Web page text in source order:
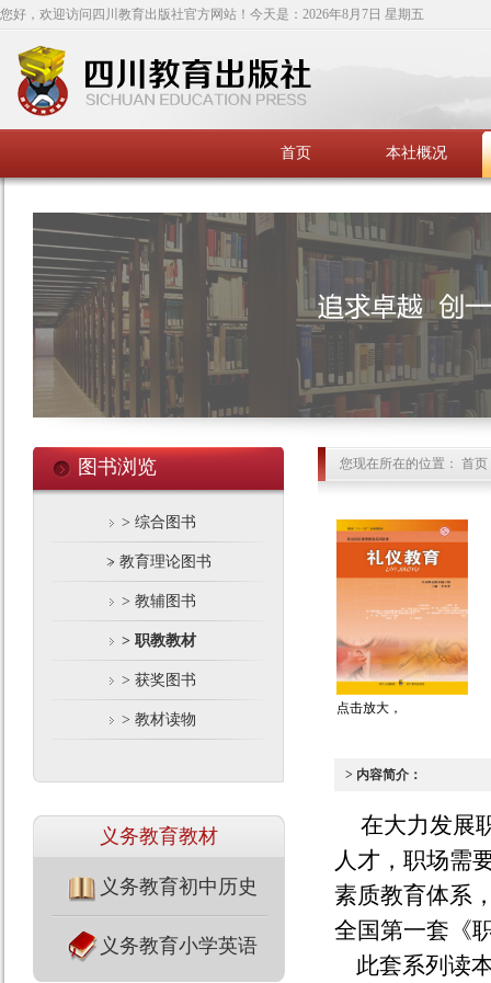
您好，欢迎访问四川教育出版社官方网站！今天是： 2026年8月7日 星期五
首页 本社概况
图书浏览
> 综合图书
> 教育理论图书
> 教辅图书
> 职教教材
> 获奖图书
> 教材读物
义务教育教材
义务教育初中历史
义务教育小学英语
您现在所在的位置： 首
点击放大，
> 内容简介：
在大力发展
人才，职场需
素质教育体系
全国第一套《
此套系列读